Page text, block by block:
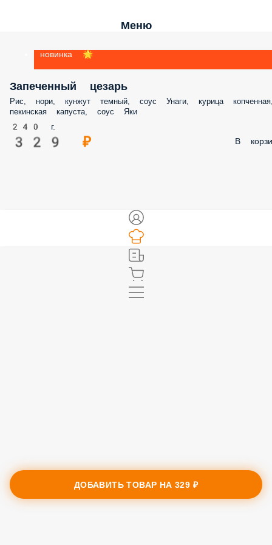
Меню
новинка 🌟
Запеченный цезарь
Рис, нори, кунжут темный, соус Унаги, курица копченная, пекинская
капуста, соус Яки
240 г.
329 ₽ В
ДОБАВИТЬ ТОВАР НА329 ₽